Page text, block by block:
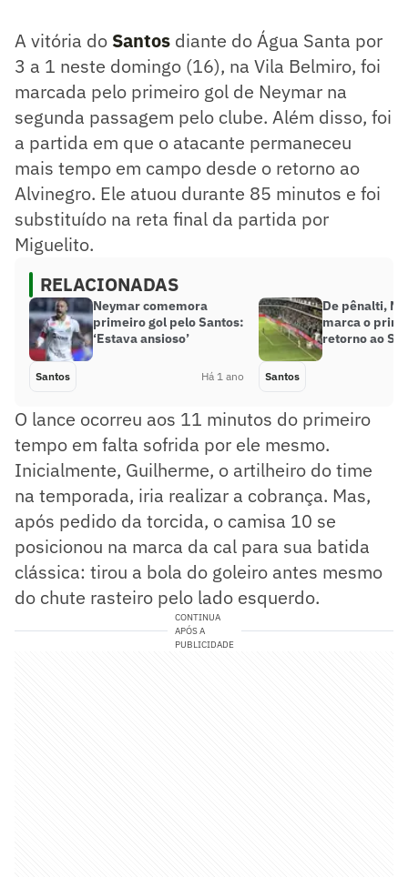
A vitória do Santos diante do Água Santa por
3 a 1 neste domingo (16), na Vila Belmiro, foi
marcada pelo primeiro gol de Neymar na
segunda passagem pelo clube. Além disso, foi
a partida em que o atacante permaneceu
mais tempo em campo desde o retorno ao
Alvinegro. Ele atuou durante 85 minutos e foi
substituído na reta final da partida por
Miguelito.
RELACIONADAS
Neymar comemora
primeiro gol pelo Santos:
‘Estava ansioso’
Santos Há 1 ano
De pênalti,
marca o
retorno ao
Santos
O lance ocorreu aos 11 minutos do primeiro
tempo em falta sofrida por ele mesmo.
Inicialmente, Guilherme, o artilheiro do time
na temporada, iria realizar a cobrança. Mas,
após pedido da torcida, o camisa 10 se
posicionou na marca da cal para sua batida
clássica: tirou a bola do goleiro antes mesmo
do chute rasteiro pelo lado esquerdo.
CONTINUA
APÓS A
PUBLICIDADE